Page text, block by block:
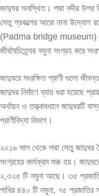
জাদুঘর অবস্থিত। পদ্মা নদীর উপর
সেতু প্রকল্পের আরো নানা উদ্যোগ
(Padma bridge museum)।
জীববৈচিত্র্যের নমুনা সংগ্রহ করে
জাদুঘরে সংরক্ষিত প্রাণী গুলো
জাদুঘর নির্মাণে ব্যায় ধরা হয়েছে
অর্থায়ন ও তত্ত্বাবধানে জাদুঘরটি
প্রাণীবিদ্যা বিভাগ।
২০১৬ সাল থেকে পদ্মা সেতু জাদুঘর
সংগ্রহের কার্যক্রম শুরু হয়।
২,৩২৫ টি নমুনা আছে। ৩৫
পাখির ৪৪০ টি নমুনা, ৭৫